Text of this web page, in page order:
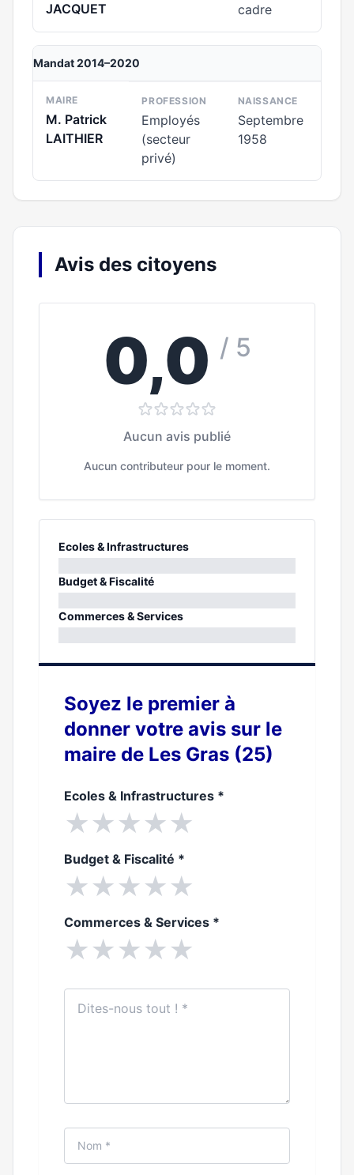
JACQUET
cadre
Mandat 2014–2020
MAIRE
M. Patrick
LAITHIER
PROFESSION
Employés
(secteur
privé)
NAISSANCE
Septembre
1958
Avis des citoyens
0,0 / 5
Aucun avis publié
Aucun contributeur pour le moment.
Ecoles & Infrastructures
0%
Budget & Fiscalité
0%
Commerces & Services
Soyez le premier à
donner votre avis sur le
maire de Les Gras (25)
Ecoles & Infrastructures *
★★★★★
Budget & Fiscalité *
★★★★★
Commerces & Services *
★★★★★